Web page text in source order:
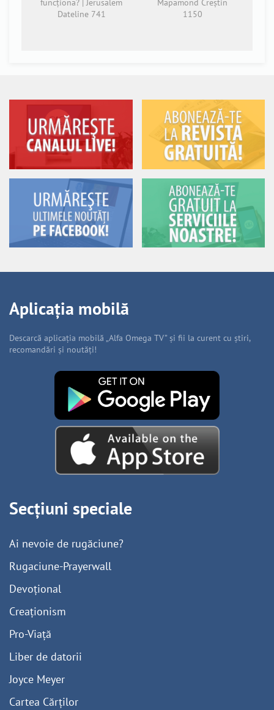
funcționa? | Jerusalem
Dateline 741
Mapamond Creștin
1150
Aplicația mobilă
Descarcă aplicația mobilă „Alfa Omega TV” și fii la curent cu știri,
recomandări și noutăți!
Secțiuni speciale
Ai nevoie de rugăciune?
Rugaciune-Prayerwall
Devoțional
Creaționism
Pro-Viață
Liber de datorii
Joyce Meyer
Cartea Cărților